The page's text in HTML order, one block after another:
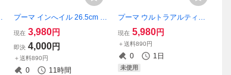
プーマ インへイル 26.5cm 定
価16500円 パープル/イエロ
ー ムラサキ 黄色 INHALE ス
ニーカー
現在 3,980円
即決 4,000円
＋送料890円
0 11時間
プーマ ウルトラアルティメ
ット 1 NC サッカーキーパー
グローブ 7号 定価16500円
コーラル ULTRA ULTIMATE
GKグローブ ゴールキーパー
現在 5,980円
＋送料890円
0 1日
未使用